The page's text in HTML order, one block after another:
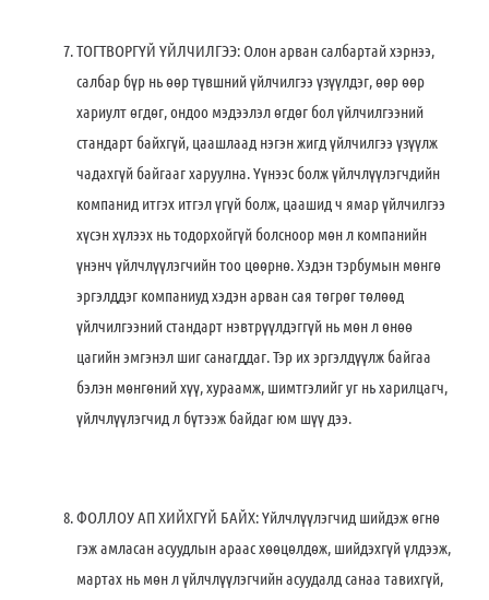
ТОГТВОРГҮЙ ҮЙЛЧИЛГЭЭ: Олон арван салбартай хэрнээ,
салбар бүр нь өөр түвшний үйлчилгээ үзүүлдэг, өөр өөр
хариулт өгдөг, ондоо мэдээлэл өгдөг бол үйлчилгээний
стандарт байхгүй, цаашлаад нэгэн жигд үйлчилгээ үзүүлж
чадахгүй байгааг харуулна. Үүнээс болж үйлчлүүлэгчдийн
компанид итгэх итгэл үгүй болж, цаашид ч ямар үйлчилгээ
хүсэн хүлээх нь тодорхойгүй болсноор мөн л компанийн
үнэнч үйлчлүүлэгчийн тоо цөөрнө. Хэдэн тэрбумын мөнгө
эргэлддэг компаниуд хэдэн арван сая төгрөг төлөөд
үйлчилгээний стандарт нэвтрүүлдэггүй нь мөн л өнөө
цагийн эмгэнэл шиг санагддаг. Тэр их эргэлдүүлж байгаа
бэлэн мөнгөний хүү, хураамж, шимтгэлийг уг нь харилцагч,
үйлчлүүлэгчид л бүтээж байдаг юм шүү дээ.
ФОЛЛОУ АП ХИЙХГҮЙ БАЙХ: Үйлчлүүлэгчид шийдэж өгнө
гэж амласан асуудлын араас хөөцөлдөж, шийдэхгүй үлдээж,
мартах нь мөн л үйлчлүүлэгчийн асуудалд санаа тавихгүй,